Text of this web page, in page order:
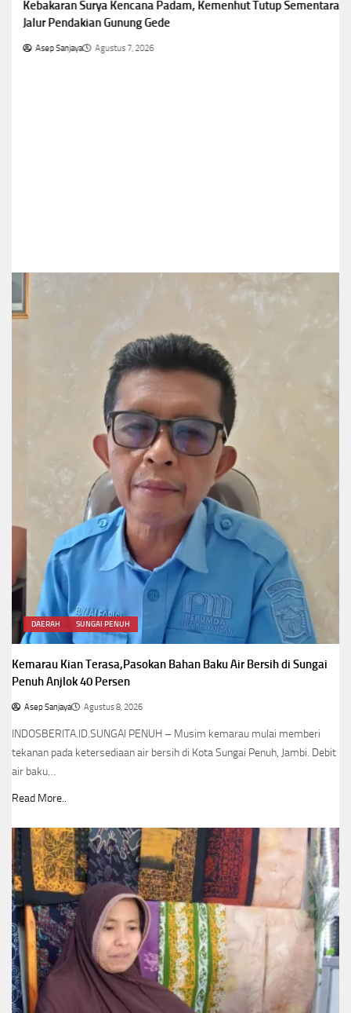
Kebakaran Surya Kencana Padam, Kemenhut Tutup Sementara
Jalur Pendakian Gunung Gede
Asep Sanjaya Agustus 7, 2026
DAERAH SUNGAI PENUH
Kemarau Kian Terasa,Pasokan Bahan Baku Air Bersih di Sungai
Penuh Anjlok 40 Persen
Asep Sanjaya Agustus 8, 2026
INDOSBERITA.ID.SUNGAI PENUH – Musim kemarau mulai memberi
tekanan pada ketersediaan air bersih di Kota Sungai Penuh, Jambi. Debit
air baku…
Read More..